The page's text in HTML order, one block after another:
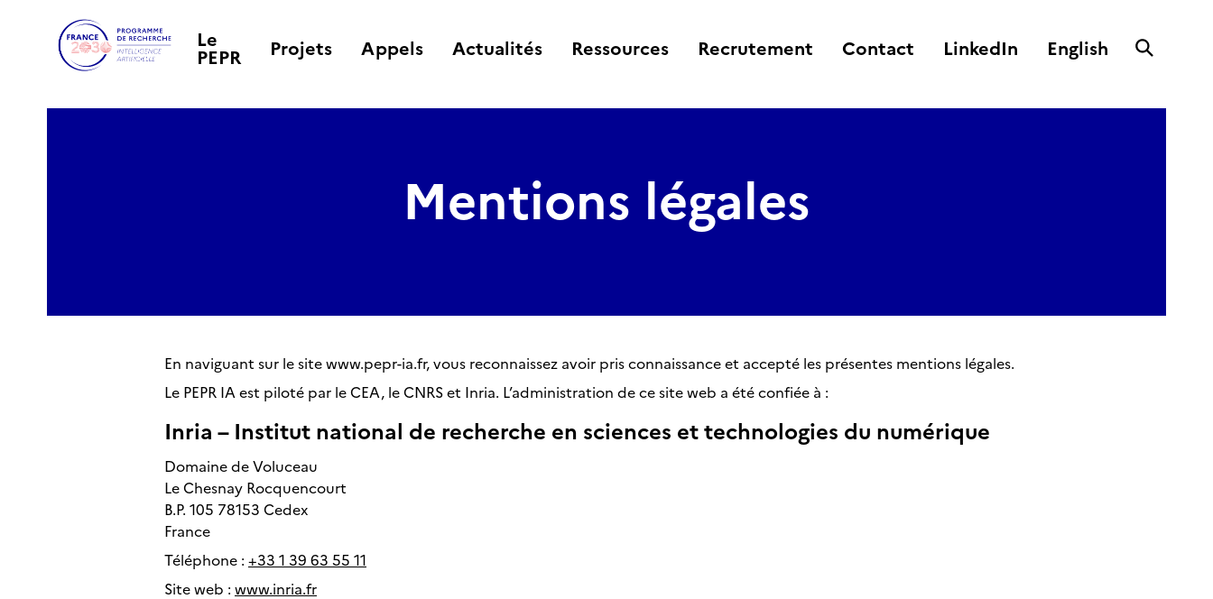
Le
PEPR Projets Appels Actualités Ressources Recrutement Contact LinkedIn English
Mentions légales
En naviguant sur le site www.pepr-ia.fr, vous reconnaissez avoir pris connaissance et accepté les présentes mentions légales.
Le PEPR IA est piloté par le CEA, le CNRS et Inria. L’administration de ce site web a été confiée à :
Inria – Institut national de recherche en sciences et technologies du numérique
Domaine de Voluceau
Le Chesnay Rocquencourt
B.P. 105 78153 Cedex
France
Téléphone : +33 1 39 63 55 11
Site web : www.inria.fr